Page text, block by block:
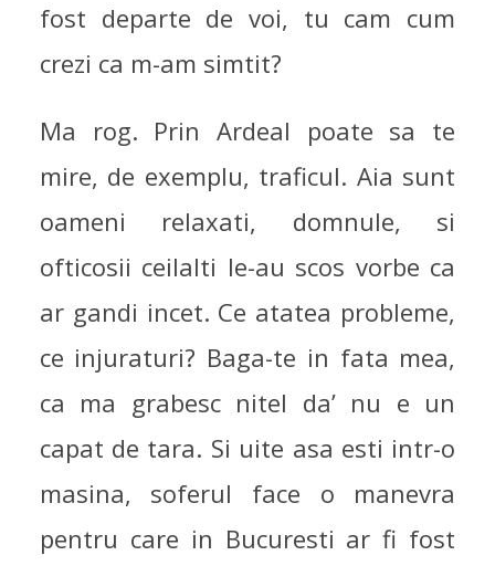
fost departe de voi, tu cam cum
crezi ca m-am simtit?
Ma rog. Prin Ardeal poate sa te
mire, de exemplu, traficul. Aia sunt
oameni relaxati, domnule, si
ofticosii ceilalti le-au scos vorbe ca
ar gandi incet. Ce atatea probleme,
ce injuraturi? Baga-te in fata mea,
ca ma grabesc nitel da’ nu e un
capat de tara. Si uite asa esti intr-o
masina, soferul face o manevra
pentru care in Bucuresti ar fi fost